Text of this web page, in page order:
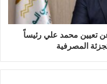
تعيين محمد علي رئيساً
المصرفية